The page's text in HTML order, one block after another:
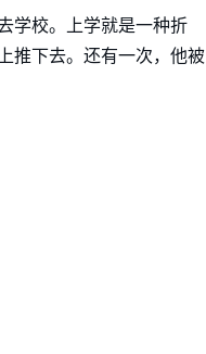
学校。上学就是一种折
推下去。还有一次，他被